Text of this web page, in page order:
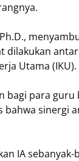
dilakukan
Utama (IKU).
bagi para
bahwa sinergi
IA